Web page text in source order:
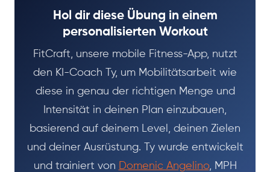
Hol dir diese Übung in einem
personalisierten Workout
FitCraft, unsere mobile Fitness-App, nutzt
den KI-Coach Ty, um Mobilitätsarbeit wie
diese in genau der richtigen Menge und
Intensität in deinen Plan einzubauen,
basierend auf deinem Level, deinen Zielen
und deiner Ausrüstung. Ty wurde entwickelt
und trainiert von
Domenic Angelino, MPH